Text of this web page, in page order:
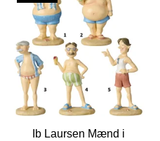
Ib Laursen Mænd i